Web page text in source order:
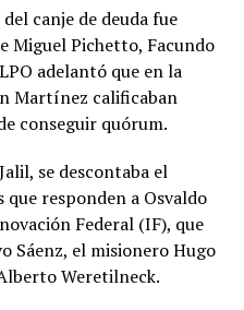
canje de deuda fue
Miguel Pichetto, Facundo
adelantó que en la
Martínez calificaban
conseguir quórum.
se descontaba el
responden a Osvaldo
Federal (IF), que
Sáenz, el misionero Hugo
Weretilneck.